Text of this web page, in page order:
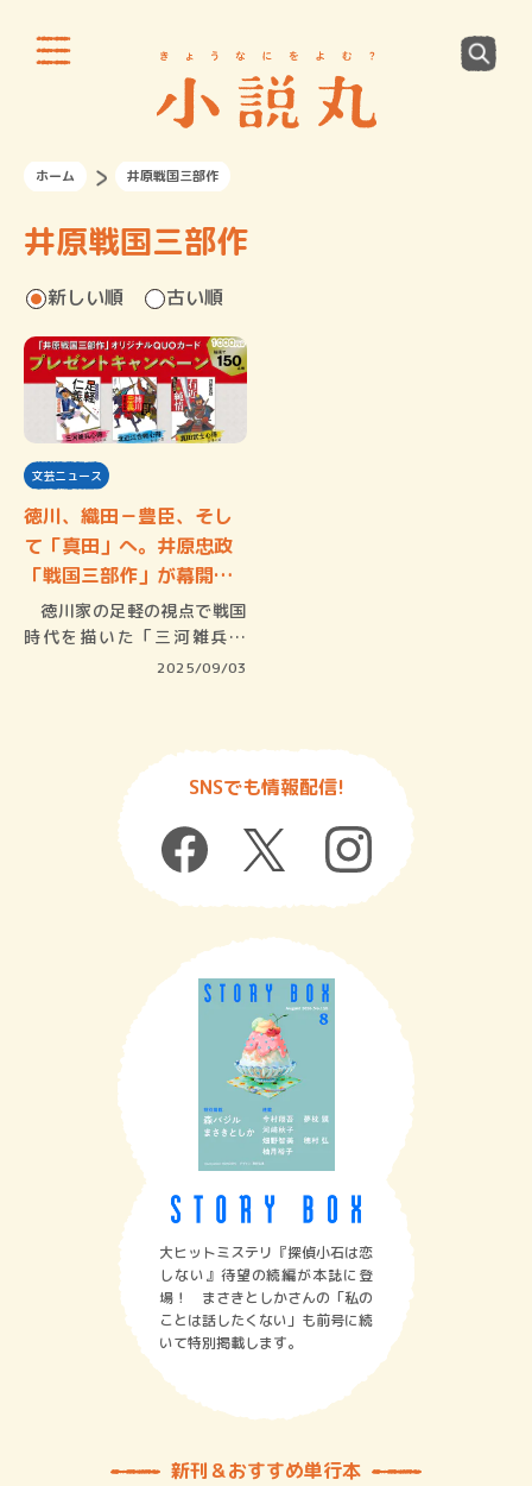
ホーム 井原戦国三部作
井原戦国三部作
新しい順 古い順
文芸ニュース
徳川、織田－豊臣、そし
て「真田」へ。井原忠政
「戦国三部作」が幕開
け！ …
徳川家の足軽の視点で戦国
時代を描いた「三河雑兵心
2025/09/03
SNSでも情報配信!
大ヒットミステリ『探偵小石は恋
しない』待望の続編が本誌に登
場！ まさきとしかさんの「私の
ことは話したくない」も前号に続
いて特別掲載します。
新刊＆おすすめ単行本